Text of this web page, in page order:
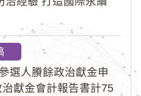
選人賸餘政治獻金申
獻金會計報告書計75